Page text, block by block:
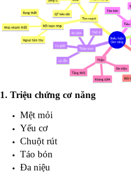
1. Triệu chứng cơ năng
Mệt mỏi
Yếu cơ
Chuột rút
Táo bón
Đa niệu